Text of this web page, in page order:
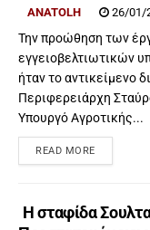
ANATOLH 26/01/
Την προώθηση των
εγγειοβελτιωτικών
ήταν το αντικείμενο
Περιφερειάρχη
Υπουργό Αγροτικής...
READ MORE
H σταφίδα